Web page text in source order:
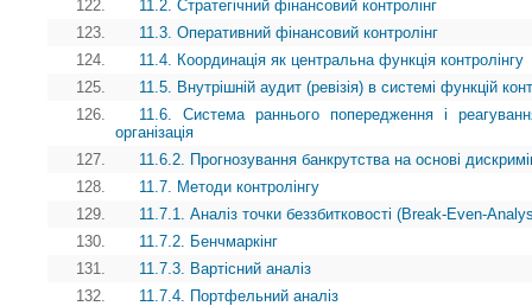
122.
11.2. Стратегічний фінансовий контролінг
123.
11.3. Оперативний фінансовий контролінг
124.
11.4. Координація як центральна функція контролінгу
125.
11.5. Внутрішній аудит (ревізія) в системі функцій
126.
11.6. Система раннього попередження і
організація
127.
11.6.2. Прогнозування банкрутства на основі
128.
11.7. Методи контролінгу
129.
11.7.1. Аналіз точки беззбитковості (Break-Even-
130.
11.7.2. Бенчмаркінг
131.
11.7.3. Вартісний аналіз
132.
11.7.4. Портфельний аналіз